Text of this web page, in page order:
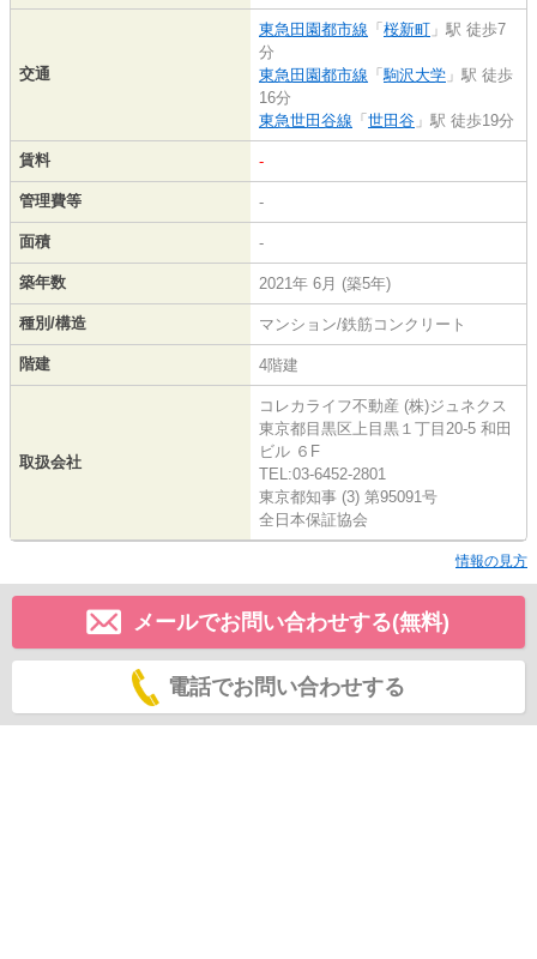
交通
東急田園都市線 「 桜新町 」駅 徒歩7
分
東急田園都市線 「駒沢大学 」駅 徒歩
16分
東急世田谷線 「 世田谷 」駅 徒歩19分
賃料 -
管理費等 -
面積 -
築年数 2021年 6月 (築5年)
種別/構造 マンション/鉄筋コンクリート
階建 4階建
取扱会社
コレカライフ不動産 (株)ジュネクス
東京都目黒区上目黒１丁目20-5 和田
ビル ６F
TEL:03-6452-2801
東京都知事 (3) 第95091号
全日本保証協会
情報の見方
メールでお問い合わせする(無料)
電話でお問い合わせする